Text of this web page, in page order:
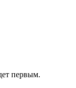
первым.